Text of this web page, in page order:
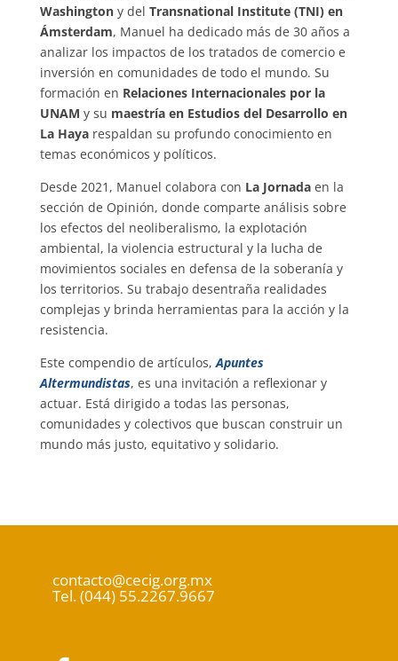
Washingtony del Transnational Institute (TNI) en
Ámsterdam, Manuel ha dedicado más de 30 años a
analizar los impactos de los tratados de comercio e
inversión en comunidades de todo el mundo. Su
formación en Relaciones Internacionales por la
UNAM y su maestría en Estudios del Desarrollo en
La Hayarespaldan su profundo conocimiento en
temas económicos y políticos.
Desde 2021, Manuel colabora con La Jornadaen la
sección de Opinión, donde comparte análisis sobre
los efectos del neoliberalismo, la explotación
ambiental, la violencia estructural y la lucha de
movimientos sociales en defensa de la soberanía y
los territorios. Su trabajo desentraña realidades
complejas y brinda herramientas para la acción y la
resistencia.
Este compendio de artículos,Apuntes
Altermundistas, es una invitación a reflexionar y
actuar. Está dirigido a todas las personas,
comunidades y colectivos que buscan construir un
mundo más justo, equitativo y solidario.
contacto@cecig.org.mx
Tel. (044) 55.2267.9667